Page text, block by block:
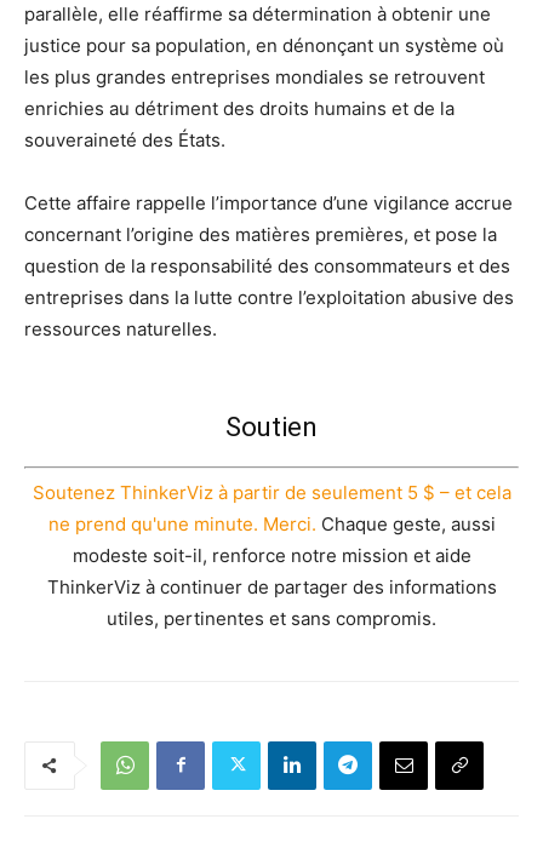
parallèle, elle réaffirme sa détermination à obtenir une
justice pour sa population, en dénonçant un système où
les plus grandes entreprises mondiales se retrouvent
enrichies au détriment des droits humains et de la
souveraineté des États.
Cette affaire rappelle l’importance d’une vigilance accrue
concernant l’origine des matières premières, et pose la
question de la responsabilité des consommateurs et des
entreprises dans la lutte contre l’exploitation abusive des
ressources naturelles.
Soutien
Soutenez ThinkerViz à partir de seulement 5 $ – et cela
ne prend qu'une minute. Merci. Chaque geste, aussi
modeste soit-il, renforce notre mission et aide
ThinkerViz à continuer de partager des informations
utiles, pertinentes et sans compromis.